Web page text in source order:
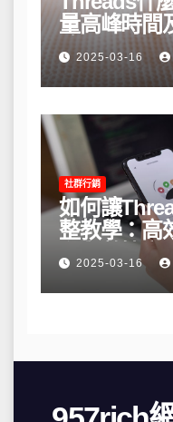
量高峰時間
略2025-03-16
社群行銷
如何讓
整教學：高
私與數據安
2025-03-16